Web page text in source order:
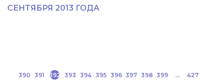
СЕНТЯБРЯ 2013 ГОДА
390 391 392 393 394 395 396 397 398 399 ... 427